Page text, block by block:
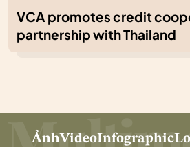
VCA promotes credit
partnership with Thailand
ẢnhVideoInfographic